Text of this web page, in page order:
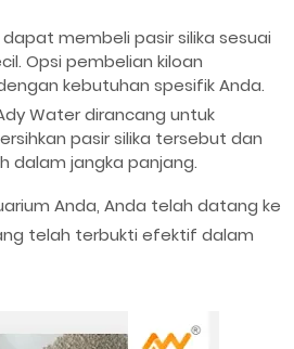
membeli pasir silika sesuai
Opsi pembelian kiloan
kebutuhan spesifik Anda.
Water dirancang untuk
pasir silika tersebut dan
dalam jangka panjang.
Anda, Anda telah datang ke
telah terbukti efektif dalam